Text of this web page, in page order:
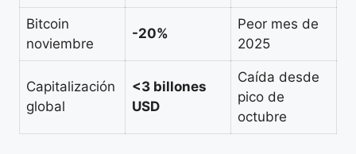
Bitcoin
noviembre
-20%
Peor mes de
2025
Capitalización
global
<3 billones
USD
Caída desde
pico de
octubre